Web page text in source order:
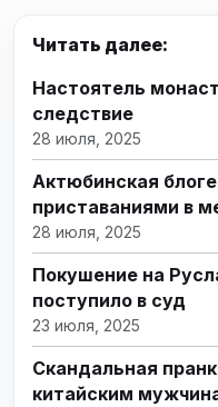
Читать далее:
Настоятель
следствие
28 июля, 2025
Актюбинская
приставаниями в
28 июля, 2025
Покушение на
поступило в суд
23 июля, 2025
Скандальная
китайским